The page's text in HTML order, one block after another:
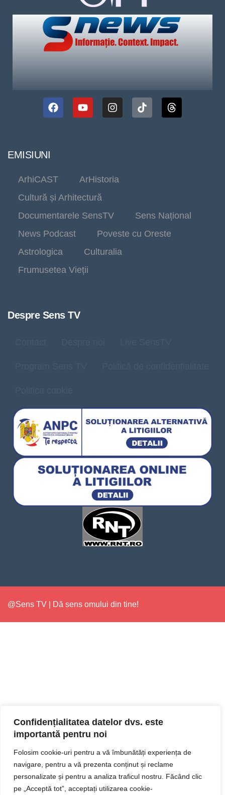
Confidențialitatea datelor dvs. este
importantă pentru noi
Folosim cookie-uri pentru a vă îmbunătăți experiența de
navigare, pentru a vă prezenta conținut și reclame
personalizate și pentru a analiza traficul nostru. Făcând clic
pe „Acceptă tot”, acceptați utilizarea cookie-
EMISIUNI
ArhiCAST
ArHistoria
Cultură și Arhitectură
Documentarele SensTV
Sens Național
News Podcast
Poveste cu Oreste
Astrologica
Culturalia
Frumusetea Vieții
Despre Sens TV
@Sens TV | Dă sens omului din tine!